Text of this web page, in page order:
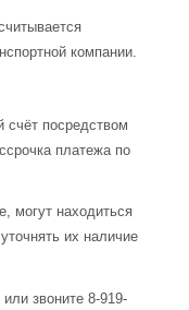
компании.
посредством
платежа по
могут находиться
их наличие
звоните 8-919-